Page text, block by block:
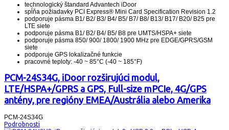
technologický štandard Advantech iDoor
spĺňa požiadavky PCI Express® Mini Card Specification Revision 1.2
podporuje pásma B1/ B2/ B3/ B4/ B5/ B7/ B8/ B13/ B17/ B20/ B25 pre
LTE siete
podporuje pásma B1/ B2/ B4/ B5/ B8 pre UMTS/HSPA+ siete
podporuje pásma 850/ 900/ 1800/ 1900 MHz pre EDGE/GPRS/GSM
siete
podporuje GPS lokalizačné funkcie
pracovné teploty: -40 ~ 85°C (-40 ~ 185°F)
PCM-24S34G, iDoor rozširujúci modul,
LTE/HSPA+/GPRS a GPS, Full-size mPCIe, 4G/GPS
antény, pre regióny EMEA/Austrália alebo Amerika
PCM-24S34G
Podrobnosti